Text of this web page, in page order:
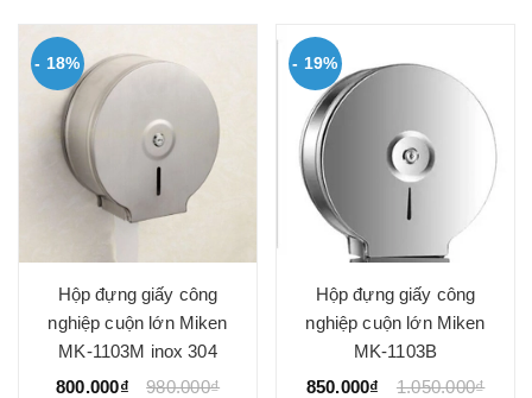
- 18%
Hộp đựng giấy công
nghiệp cuộn lớn Miken
MK-1103M inox 304
800.000₫
980.000₫
- 19%
Hộp đựng giấy công
nghiệp cuộn lớn Miken
MK-1103B
850.000₫
1.050.000₫